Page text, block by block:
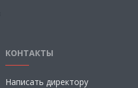
КОНТАКТЫ
Написать директору